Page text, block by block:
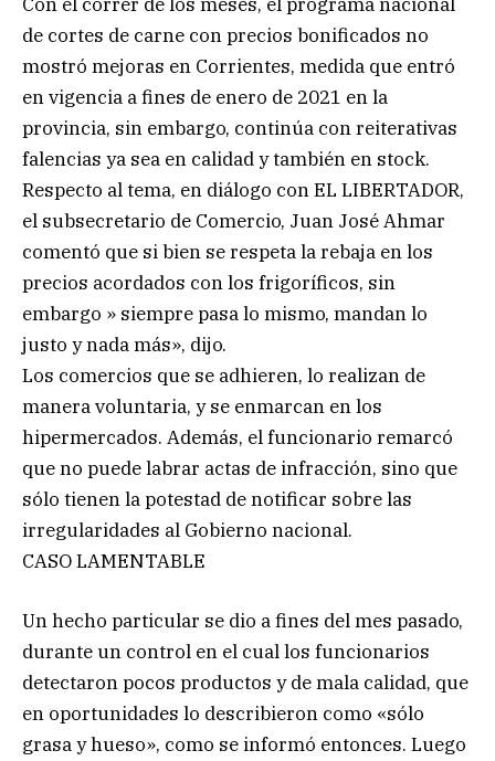
de cortes de carne con precios bonificados no
mostró mejoras en Corrientes, medida que entró
en vigencia a fines de enero de 2021 en la
provincia, sin embargo, continúa con reiterativas
falencias ya sea en calidad y también en stock.
Respecto al tema, en diálogo con EL LIBERTADOR,
el subsecretario de Comercio, Juan José Ahmar
comentó que si bien se respeta la rebaja en los
precios acordados con los frigoríficos, sin
embargo » siempre pasa lo mismo, mandan lo
justo y nada más», dijo.
Los comercios que se adhieren, lo realizan de
manera voluntaria, y se enmarcan en los
hipermercados. Además, el funcionario remarcó
que no puede labrar actas de infracción, sino que
sólo tienen la potestad de notificar sobre las
irregularidades al Gobierno nacional.
CASO LAMENTABLE
Un hecho particular se dio a fines del mes pasado,
durante un control en el cual los funcionarios
detectaron pocos productos y de mala calidad, que
en oportunidades lo describieron como «sólo
grasa y hueso», como se informó entonces. Luego